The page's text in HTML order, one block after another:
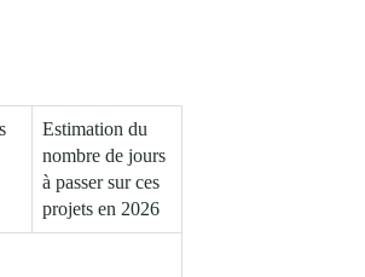
Estimation du
nombre de jours
à passer sur ces
projets en 2026